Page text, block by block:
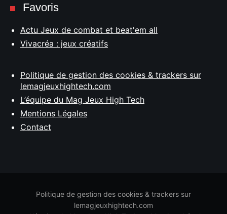
Favoris
Actu Jeux de combat et beat'em all
Vivacréa : jeux créatifs
Politique de gestion des cookies & trackers sur
lemagjeuxhightech.com
L’équipe du Mag Jeux High Tech
Mentions Légales
Contact
Politique de gestion des cookies & trackers sur
lemagjeuxhightech.com